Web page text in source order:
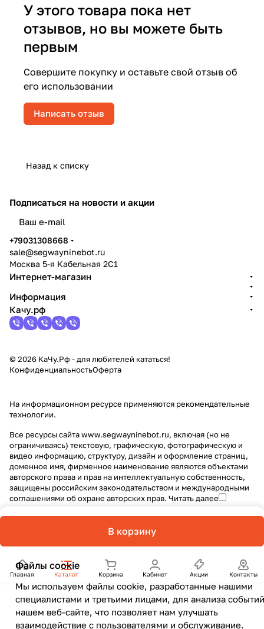
У этого товара пока нет
отзывов, но вы можете быть
первым
Совершите покупку и оставьте свой отзыв об
его использовании
Написать отзыв
Назад к списку
В корзину
Главная Каталог Корзина Кабинет Акции Контакты
Файлы cookie
Мы используем файлы cookie, разработанные нашими
специалистами и третьими лицами, для анализа
нашем веб-сайте, что позволяет нам улучшать
взаимодействие с пользователями и обслуживание.
Подписаться на новости и акции
+79031308668
sale@segwayninebot.ru
Москва 5-я Кабельная 2С1
Интернет-магазин
Информация
Качу.рф
© 2026 КаЧу.Рф - для любителей кататься!
КонфиденциальностьОферта
На информационном ресурсе применяются рекомендательные
технологии.
Все ресурсы сайта www.segwayninebot.ru, включая (но не
ограничиваясь) текстовую, графическую, фотографическую и
видео информацию, структуру, дизайн и оформление страниц,
доменное имя, фирменное наименование являются объектами
авторского права и прав на интеллектуальную собственность,
защищены российским законодательством и международными
соглашениями об охране авторских прав. Читать далее